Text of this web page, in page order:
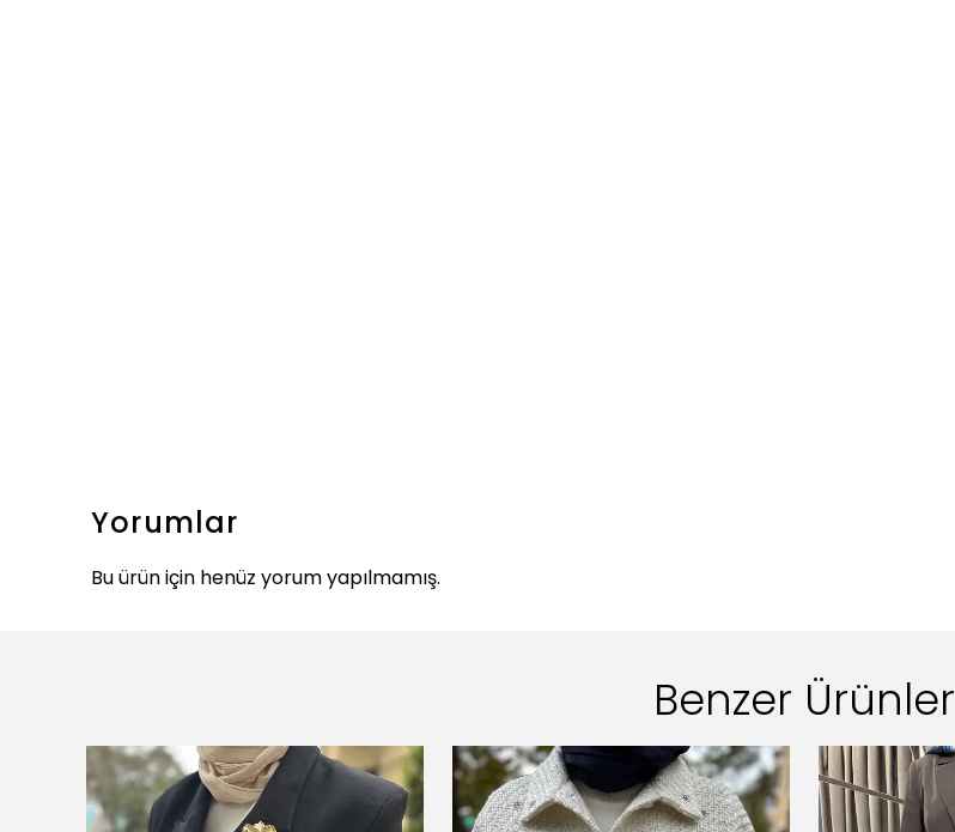
Yorumlar
Bu ürün için henüz yorum yapılmamış.
Benzer Ürünler